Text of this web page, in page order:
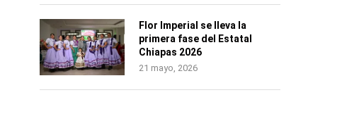
Flor Imperial se lleva la
primera fase del Estatal
Chiapas 2026
21 mayo, 2026